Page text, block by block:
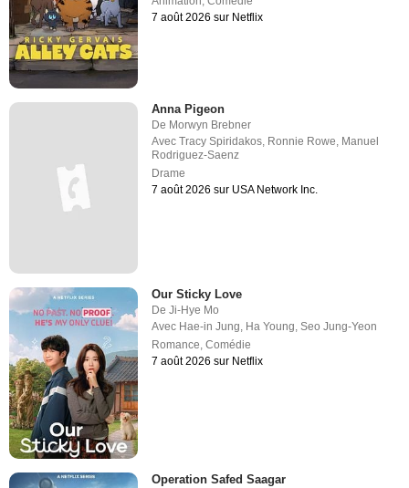
7 août 2026 sur Netflix
Anna Pigeon
De Morwyn Brebner
AvecTracy Spiridakos, Ronnie Rowe, Manuel
Rodriguez-Saenz
Drame
7 août 2026 sur USA Network Inc.
Our Sticky Love
DeJi-Hye Mo
Avec Hae-in Jung, Ha Young,Seo Jung-Yeon
Romance,Comédie
7 août 2026 sur Netflix
Operation Safed Saagar